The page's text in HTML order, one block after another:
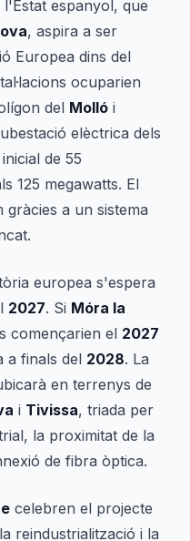
espanyol, que
, aspira a ser
Europea dins del
ocuparien
del Molló i
elèctrica dels
de 55
125 megawatts. El
a un sistema
europea s'espera
2027. Si Móra la
començarien el 2027
a finals del 2028. La
en terrenys de
i Tivissa, triada per
la proximitat de la
de fibra òptica.
celebren el projecte
reindustrialització i la